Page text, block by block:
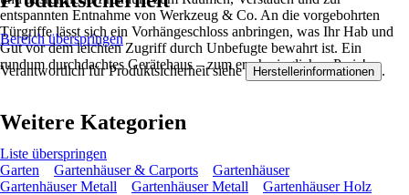
entspannten Entnahme von Werkzeug & Co. An die vorgebohrten
Türgriffe lässt sich ein Vorhängeschloss anbringen, was Ihr Hab und
Gut vor dem leichten Zugriff durch Unbefugte bewahrt ist. Ein
rundum durchdachtes Gerätehaus – zum erschwinglichen Preis!
Bereich überspringen
Verantwortlich für Produktsicherheit siehe Herstellerinformationen .
Weitere Kategorien
Liste überspringen
Garten
Gartenhäuser & Carports
Gartenhäuser
Gartenhäuser Metall
Gartenhäuser Metall
Gartenhäuser Holz